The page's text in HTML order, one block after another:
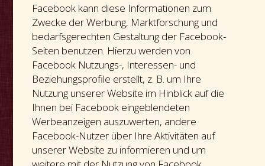
Facebook kann diese Informationen zum
Zwecke der Werbung, Marktforschung und
bedarfsgerechten Gestaltung der Facebook-
Seiten benutzen. Hierzu werden von
Facebook Nutzungs-, Interessen- und
Beziehungsprofile erstellt, z. B. um Ihre
Nutzung unserer Website im Hinblick auf die
Ihnen bei Facebook eingeblendeten
Werbeanzeigen auszuwerten, andere
Facebook-Nutzer über Ihre Aktivitäten auf
unserer Website zu informieren und um